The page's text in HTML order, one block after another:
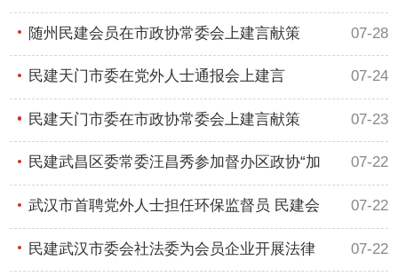
随州民建会员在市政协常委会上建言献策 07-28
民建天门市委在党外人士通报会上建言 07-24
民建天门市委在市政协常委会上建言献策 07-23
民建武昌区委常委汪昌秀参加督办区政协“加 07-22
武汉市首聘党外人士担任环保监督员 民建会 07-22
民建武汉市委会社法委为会员企业开展法律 07-22